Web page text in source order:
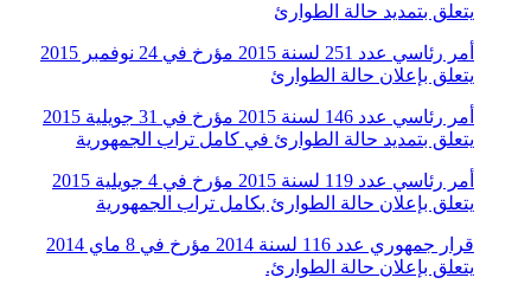
يتعلق بتمديد حالة الطوارئ
أمر رئاسي عدد 251 لسنة 2015 مؤرخ في 24 نوفمبر 2015
يتعلق بإعلان حالة الطوارئ
أمر رئاسي عدد 146 لسنة 2015 مؤرخ في 31 جويلية 2015
يتعلق بتمديد حالة الطوارئ في كامل تراب الجمهورية
أمر رئاسي عدد 119 لسنة 2015 مؤرخ في 4 جويلية 2015
يتعلق بإعلان حالة الطوارئ بكامل تراب الجمهورية
قرار جمهوري عدد 116 لسنة 2014 مؤرخ في 8 ماي 2014
يتعلق بإعلان حالة الطوارئ.